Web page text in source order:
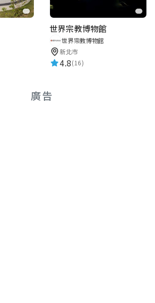
世界宗教博物館
世界宗教博物館
新北市
4.8(16)
廣告